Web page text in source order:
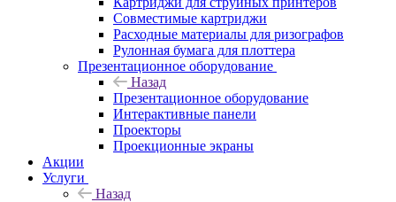
Совместимые картриджи
Расходные материалы для ризографов
Рулонная бумага для плоттера
Презентационное оборудование
Назад
Презентационное оборудование
Интерактивные панели
Проекторы
Проекционные экраны
Акции
Услуги
Назад